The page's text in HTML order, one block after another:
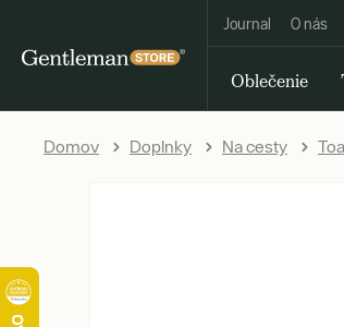
Journal O nás
Oblečenie
Domov Doplnky Na cesty